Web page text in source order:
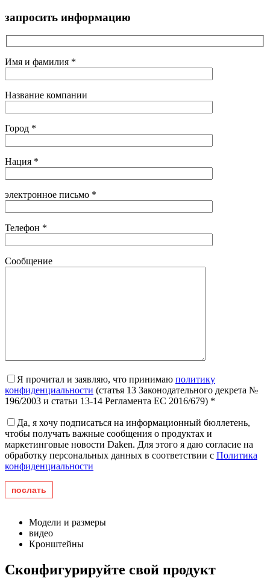
запросить информацию
Имя и фамилия *
Название компании
Город *
Нация *
электронное письмо *
Телефон *
Сообщение
Я прочитал и заявляю, что принимаю политику
конфиденциальности (статья 13 Законодательного декрета №
196/2003 и статьи 13-14 Регламента ЕС 2016/679) *
Да, я хочу подписаться на информационный бюллетень,
чтобы получать важные сообщения о продуктах и ​​
маркетинговые новости Daken. Для этого я даю согласие на
обработку персональных данных в соответствии с Политика
конфиденциальности
Модели и размеры
видео
Кронштейны
Сконфигурируйте свой продукт